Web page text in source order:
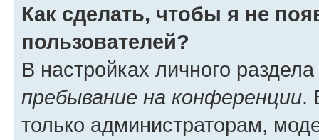
Как сделать, чтобы я не
пользователей?
В настройках личного
пребывание на конференции.
только администраторам,